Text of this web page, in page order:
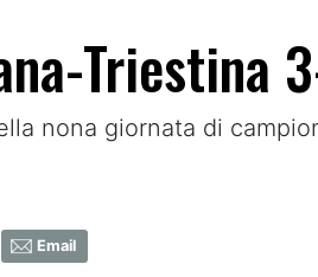
Triestina
nona giornata di
Email